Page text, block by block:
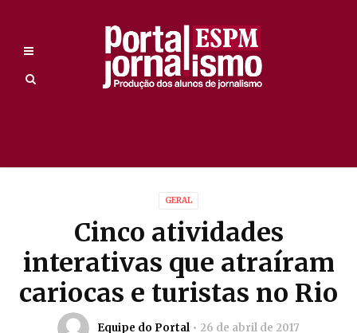
GERAL
Cinco atividades
interativas que atraíram
cariocas e turistas no Rio
Equipe do Portal 26 de abril de 2017